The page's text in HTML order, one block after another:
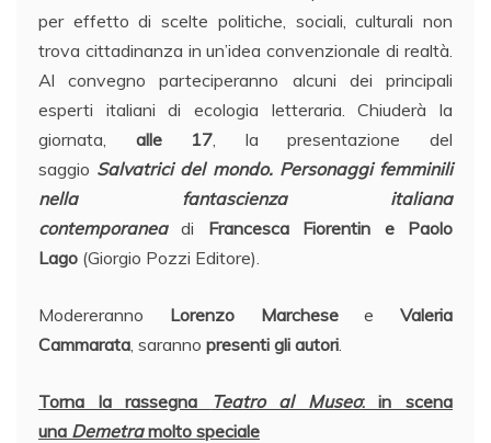
per effetto di scelte politiche, sociali, culturali non
trova cittadinanza in un’idea convenzionale di realtà.
Al convegno parteciperanno alcuni dei principali
esperti italiani di ecologia letteraria. Chiuderà la
giornata, alle 17, la presentazione del
saggio Salvatrici del mondo. Personaggi femminili
nella fantascienza italiana
contemporaneadi Francesca Fiorentin e Paolo
Lago (Giorgio Pozzi Editore).
Modereranno Lorenzo Marchesee Valeria
Cammarata, saranno presenti gli autori.
Torna la rassegna Teatro al Museo: in scena
una Demetramolto speciale